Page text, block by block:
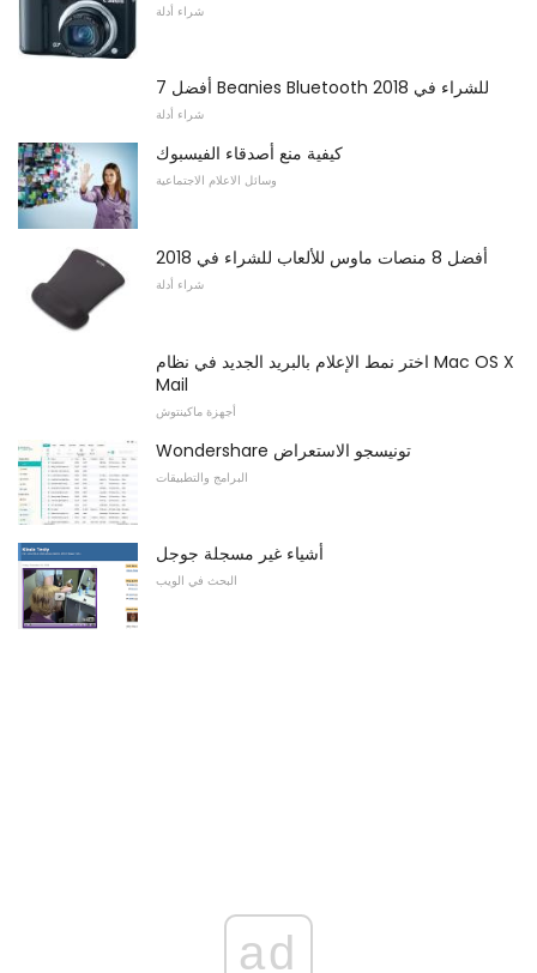
شراء أدلة
أفضل 7 Beanies Bluetooth للشراء في 2018
شراء أدلة
كيفية منع أصدقاء الفيسبوك
وسائل الاعلام الاجتماعية
أفضل 8 منصات ماوس للألعاب للشراء في 2018
شراء أدلة
اختر نمط الإعلام بالبريد الجديد في نظام Mac OS X
Mail
أجهزة ماكينتوش
Wondershare تونيسجو الاستعراض
البرامج والتطبيقات
أشياء غير مسجلة جوجل
البحث في الويب
ad